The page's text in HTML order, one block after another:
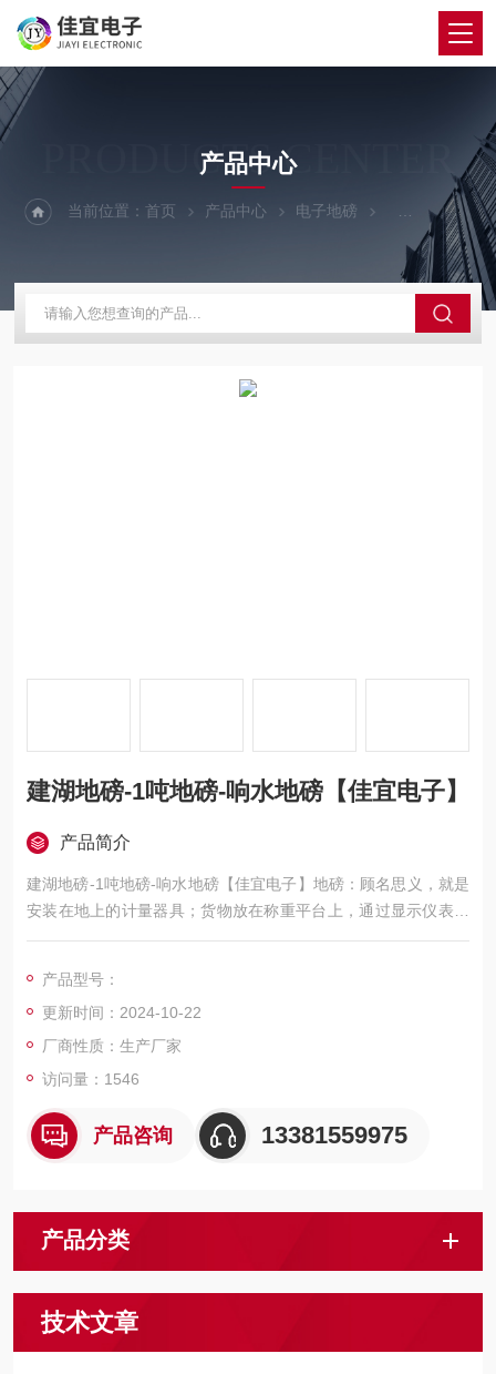
PRODUCTS CENTER
产品中心
当前位置：首页 产品中心 电子地磅 200吨地磅
建湖地磅-1吨地磅-响水地磅【佳宜电子】
产品简介
建湖地磅-1吨地磅-响水地磅【佳宜电子】地磅：顾名思义，就是
安装在地上的计量器具；货物放在称重平台上，通过显示仪表直
接显示出货物重量的一种设备；想了解或订购120吨地磅的用
放心，热切期等与您的交流和合作！
产品型号：
更新时间：2024-10-22
厂商性质：生产厂家
访问量：1546
产品咨询 13381559975
产品分类
技术文章